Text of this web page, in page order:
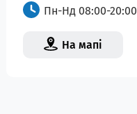
Пн-Нд 08:00-20:00
На мапі